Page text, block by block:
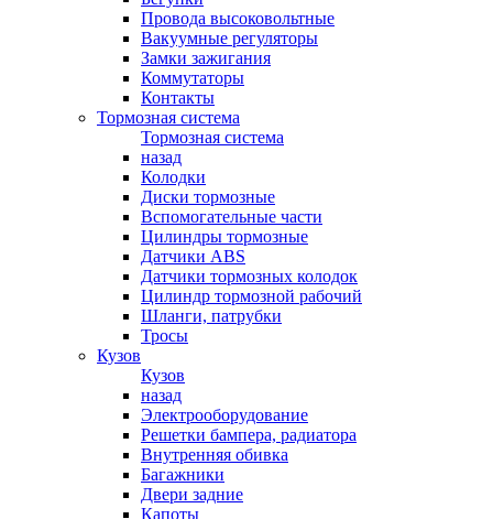
Провода высоковольтные
Вакуумные регуляторы
Замки зажигания
Коммутаторы
Контакты
Тормозная система
Тормозная система
назад
Колодки
Диски тормозные
Вспомогательные части
Цилиндры тормозные
Датчики ABS
Датчики тормозных колодок
Цилиндр тормозной рабочий
Шланги, патрубки
Тросы
Кузов
Кузов
назад
Электрооборудование
Решетки бампера, радиатора
Внутренняя обивка
Багажники
Двери задние
Капоты